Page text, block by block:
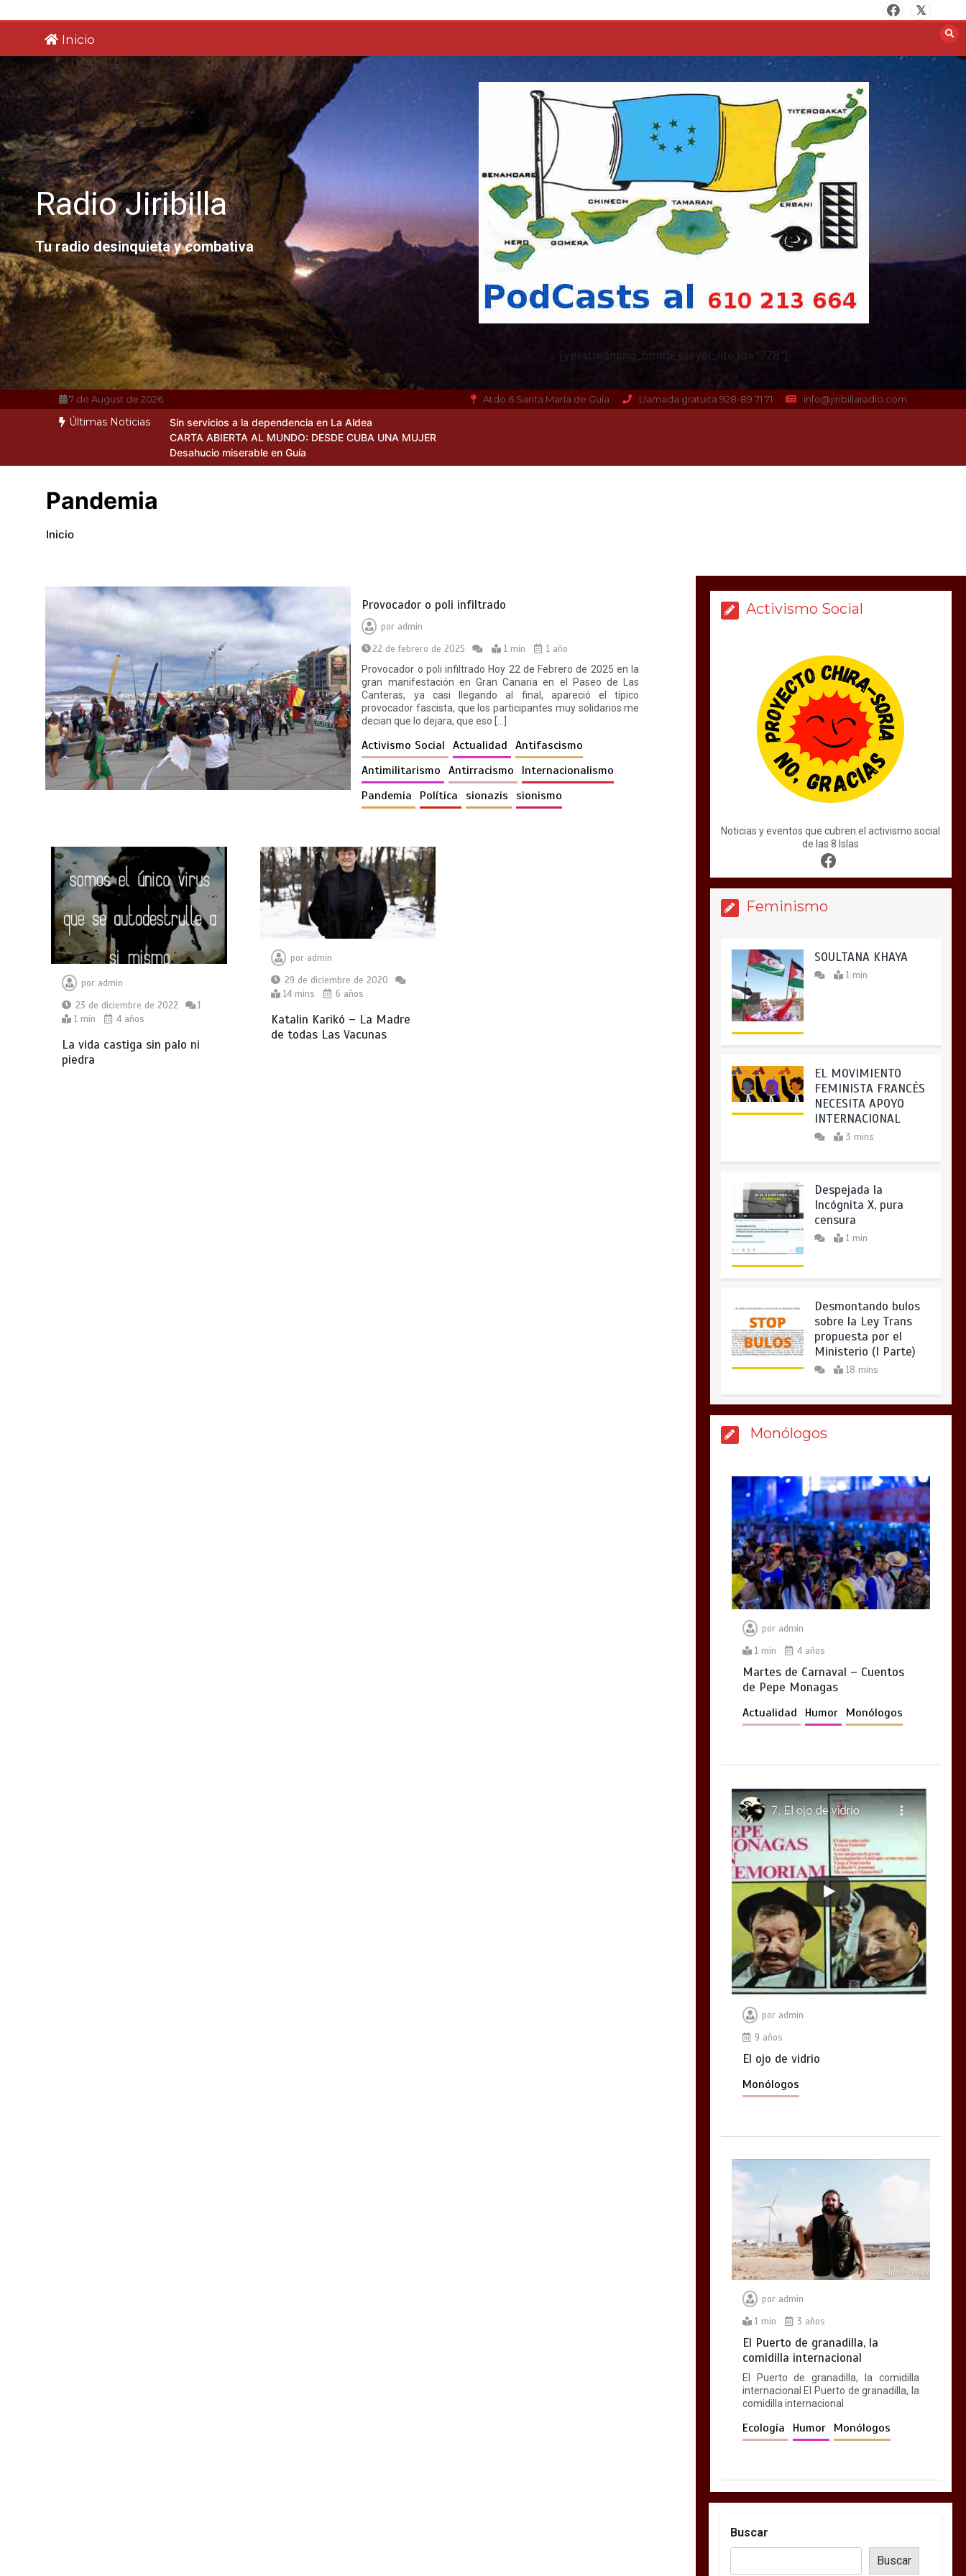
al
contenido Inicio
Radio Jiribilla
Tu radio desinquieta y combativa
[yesstreaming_html5_player_lite id="778"]
7 de August de 2026 Atdo.6 Santa María de Guía Llamada gratuita 928-89 71 71 info@jiribillaradio.com
Últimas Noticias
Sin servicios a la dependencia en La Aldea
CARTA ABIERTA AL MUNDO: DESDE CUBA UNA MUJER
Desahucio miserable en Guía
Pandemia
Inicio
Provocador o poli infiltrado
por admin
22 de febrero de 2025
1 min
1 año
Provocador o poli infiltrado Hoy 22 de Febrero de 2025 en la
gran manifestación en Gran Canaria en el Paseo de Las
Canteras, ya casi llegando al final, apareció el típico
provocador fascista, que los participantes muy solidarios me
decian que lo dejara, que eso […]
Activismo Social Actualidad
Antifascismo
Antimilitarismo
Antirracismo
Internacionalismo
Pandemia
Política sionazis sionismo
por admin
23 de diciembre de 2022
1
1 min
4 años
La vida castiga sin palo ni
piedra
por admin
29 de diciembre de 2020
14 mins
6 años
Katalin Karikó – La Madre
de todas Las Vacunas
Activismo Social
Noticias y eventos que cubren el activismo social
de las 8 Islas
Feminismo
SOULTANA KHAYA
1 min
EL MOVIMIENTO
FEMINISTA FRANCÉS
NECESITA APOYO
INTERNACIONAL
3 mins
Despejada la
Incógnita X, pura
censura
1 min
Desmontando bulos
sobre la Ley Trans
propuesta por el
Ministerio (I Parte)
18 mins
Monólogos
por admin
1 min
4 años
Martes de Carnaval – Cuentos
de Pepe Monagas
Actualidad Humor Monólogos
por admin
9 años
El ojo de vidrio
Monólogos
por admin
1 min
3 años
El Puerto de granadilla, la
comidilla internacional
El Puerto de granadilla, la comidilla
internacional El Puerto de granadilla, la
comidilla internacional
Ecología Humor Monólogos
Buscar
Buscar